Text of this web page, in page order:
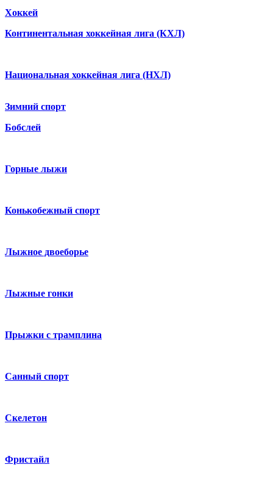
Хоккей
Континентальная хоккейная лига (КХЛ)
Национальная хоккейная лига (НХЛ)
Зимний спорт
Бобслей
Горные лыжи
Конькобежный спорт
Лыжное двоеборье
Лыжные гонки
Прыжки с трамплина
Санный спорт
Скелетон
Фристайл